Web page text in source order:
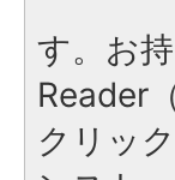
す。お
Reader
クリッ